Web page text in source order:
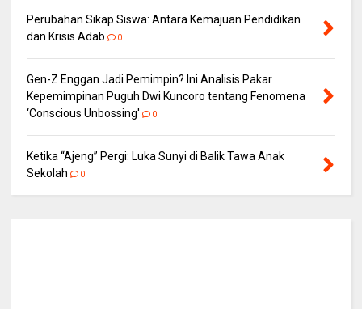
Perubahan Sikap Siswa: Antara Kemajuan Pendidikan
dan Krisis Adab
0
Gen-Z Enggan Jadi Pemimpin? Ini Analisis Pakar
Kepemimpinan Puguh Dwi Kuncoro tentang Fenomena
‘Conscious Unbossing'
0
Ketika “Ajeng” Pergi: Luka Sunyi di Balik Tawa Anak
Sekolah
0